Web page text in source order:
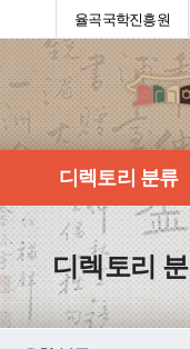
율곡국학진흥원
디렉토리 분류
디렉토리